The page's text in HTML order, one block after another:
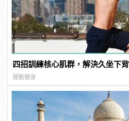
四招訓練核心肌群，解決久坐下
運動健身